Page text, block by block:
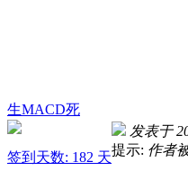
生MACD死
签到天数: 182 天
发表于
提示: 作者